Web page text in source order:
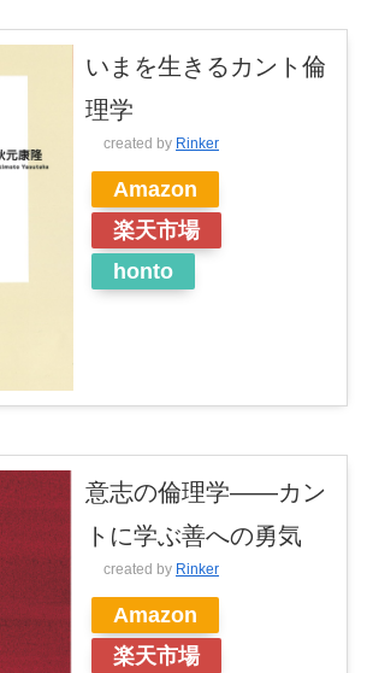
いまを生きるカント倫
理学
created by Rinker
Amazon
楽天市場
honto
意志の倫理学――カン
トに学ぶ善への勇気
created by Rinker
Amazon
楽天市場